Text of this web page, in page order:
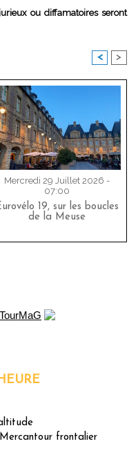
ou diffamatoires seront
< >
Mercredi 29 Juillet 2026 -
07:00
19, sur les boucles
de la Meuse
frontalier